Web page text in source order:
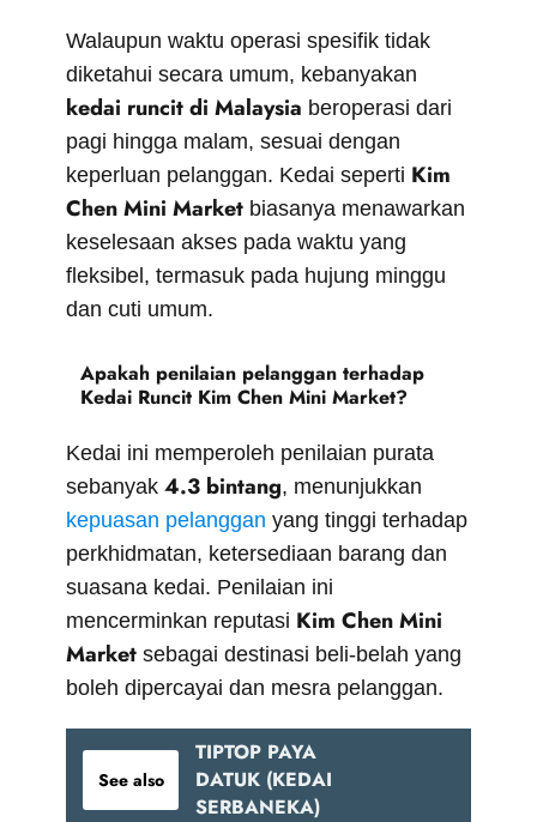
Walaupun waktu operasi spesifik tidak
diketahui secara umum, kebanyakan
kedai runcit di Malaysia beroperasi dari
pagi hingga malam, sesuai dengan
keperluan pelanggan. Kedai seperti Kim
Chen Mini Market biasanya menawarkan
keselesaan akses pada waktu yang
fleksibel, termasuk pada hujung minggu
dan cuti umum.
Apakah penilaian pelanggan terhadap
Kedai Runcit Kim Chen Mini Market?
Kedai ini memperoleh penilaian purata
sebanyak 4.3 bintang, menunjukkan
kepuasan pelanggan yang tinggi terhadap
perkhidmatan, ketersediaan barang dan
suasana kedai. Penilaian ini
mencerminkan reputasi Kim Chen Mini
Market sebagai destinasi beli-belah yang
boleh dipercayai dan mesra pelanggan.
See also
TIPTOP PAYA
DATUK (KEDAI
SERBANEKA)